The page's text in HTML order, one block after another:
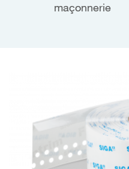
maçonnerie